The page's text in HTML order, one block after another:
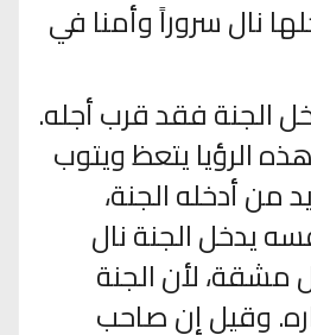
نال سروراً وأمنا في
الجنة فقد قرب أجله.
الرؤيا يتعظ ويتوب
من أدخله الجنة،
يدخل الجنة نال
مشقة، لأن الجنة
وقيل إن صاحب